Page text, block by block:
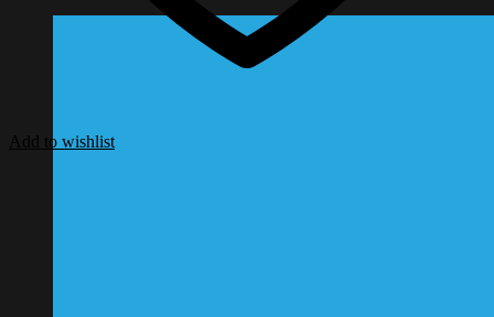
Add to wishlist